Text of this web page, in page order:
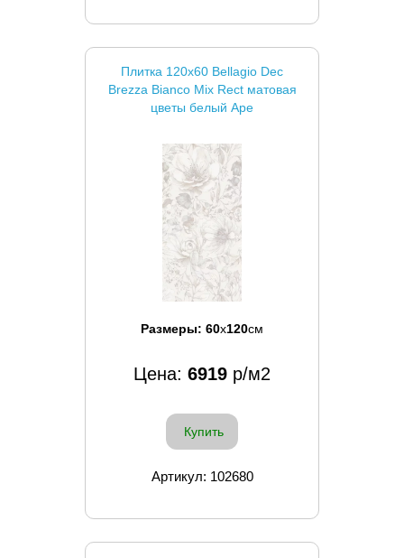
Плитка 120x60 Bellagio Dec
Brezza Bianco Mix Rect матовая
цветы белый Ape
Размеры: 60x120см
Цена: 6919 р/м2
Купить
Артикул: 102680